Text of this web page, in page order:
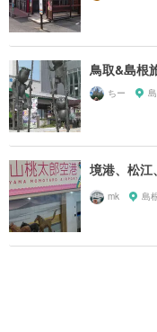
鳥取&島根
ちー
境港、松
mk 島